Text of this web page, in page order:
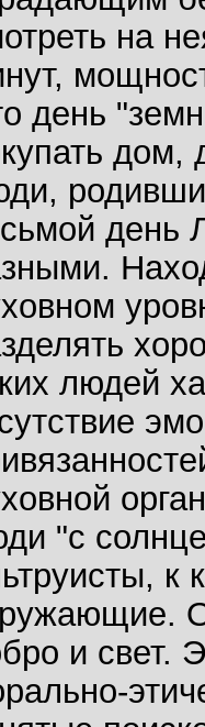
на
день
дом,
день
людей
"с
к
и свет.